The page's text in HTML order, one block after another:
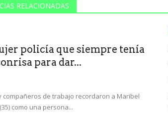
RELACIONADAS
policía que siempre tenía
para dar...
compañeros de trabajo recordaron a Maribel
como una persona...